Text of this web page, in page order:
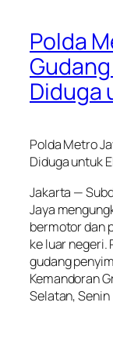
Polda
Diduga
Polda Metro
Diduga untuk
Jakarta —
Jaya
bermotor dan
ke luar negeri.
gudang
Kemandoran
Selatan,